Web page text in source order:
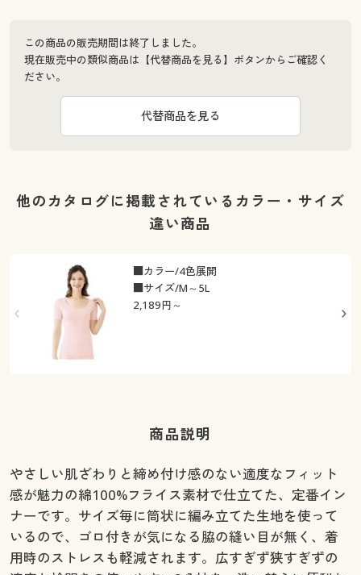
この商品の販売期間は終了しました。
現在販売中の類似商品は【代替商品を見る】ボタンからご確認く
ださい。
代替商品を見る
他のカタログに掲載されているカラー・サイズ
違い商品
2,189円～
■カラー/4色展開
■サイズ/M～5L
商品説明
やさしい肌ざわりと締め付け感のない適度なフィット
感が魅力の綿100%フライス素材で仕立てた、定番イン
ナーです。サイズ毎に筒状に編み立てた生地を使って
いるので、ゴロ付きが気になる脇の縫い目が無く、着
用時のストレスも軽減されます。広すぎず狭すぎずの